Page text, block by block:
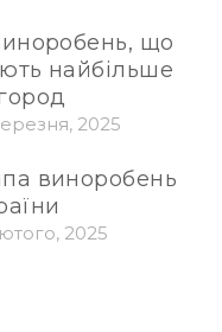
що
найбільше
2025
виноробень
2025